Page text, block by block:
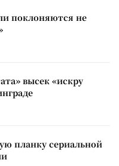
поклоняются не
высек «искру
планку сериальной